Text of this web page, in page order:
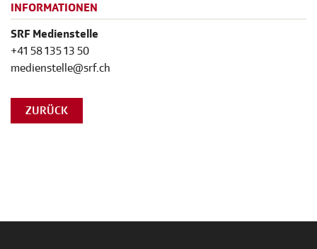
INFORMATIONEN
SRF Medienstelle
+41 58 135 13 50
medienstelle@srf.ch
ZURÜCK